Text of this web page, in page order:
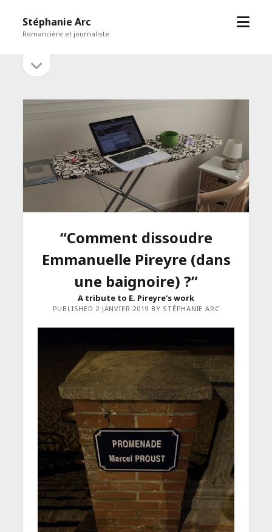
Stéphanie Arc
Romancière et journaliste
open
Sidebar
sidebar
“Comment dissoudre
Emmanuelle Pireyre (dans
une baignoire) ?”
A tribute to E. Pireyre's work
PUBLISHED 2 JANVIER 2019 BY STÉPHANIE ARC